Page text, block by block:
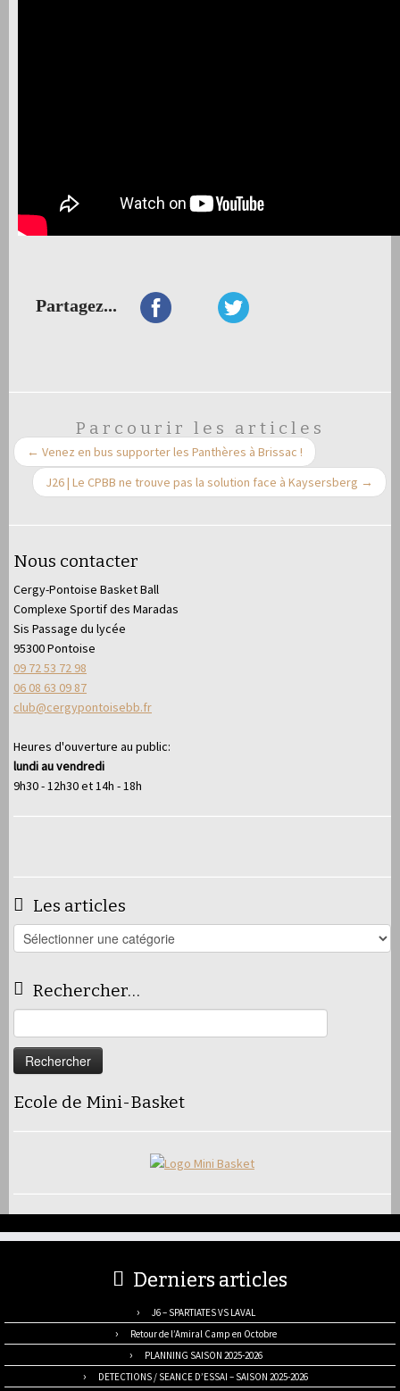
Partagez...
Parcourir les articles
← Venez en bus supporter les Panthères à Brissac !
J26 | Le CPBB ne trouve pas la solution face à Kaysersberg →
Nous contacter
Cergy-Pontoise Basket Ball
Complexe Sportif des Maradas
Sis Passage du lycée
95300 Pontoise
09 72 53 72 98
06 08 63 09 87
club@cergypontoisebb.fr
Heures d'ouverture au public:
lundi au vendredi
9h30 - 12h30 et 14h - 18h
Les articles
Les
articles
Rechercher…
Ecole de Mini-Basket
Derniers articles
J6 – SPARTIATES VS LAVAL
Retour de l’Amiral Camp en Octobre
PLANNING SAISON 2025-2026
DETECTIONS / SEANCE D’ESSAI – SAISON 2025-2026